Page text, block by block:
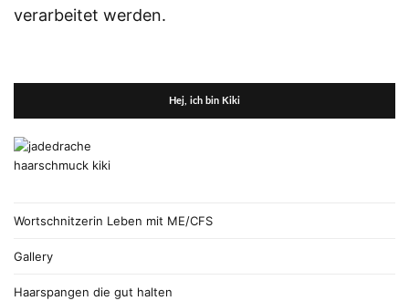
verarbeitet werden.
Hej, ich bin Kiki
Wortschnitzerin Leben mit ME/CFS
Gallery
Haarspangen die gut halten